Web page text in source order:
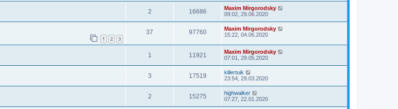
2 16686
Maxim Mirgorodsky
09:02, 29.06.2020
1 2 3
37 97760
Maxim Mirgorodsky
15:22, 04.06.2020
1 11921
Maxim Mirgorodsky
07:01, 29.05.2020
3 17519
killertuik
23:54, 29.03.2020
2 15275
highwalker
07:27, 22.01.2020